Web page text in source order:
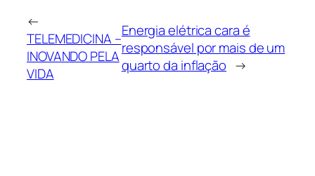
←
TELEMEDICINA –
INOVANDO PELA
VIDA
Energia elétrica cara é
responsável por mais de um
quarto da inflação →